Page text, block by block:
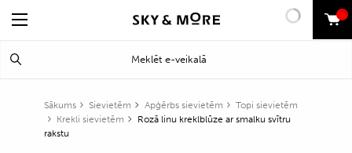
0
Sākums Sievietēm Apģērbs sievietēm
Topi sievietēm
Krekli sievietēm
Rozā linu kreklblūze ar smalku svītru
rakstu